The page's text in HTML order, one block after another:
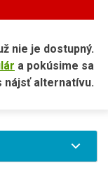
nie je dostupný.
a pokúsime sa
nájsť alternatívu.